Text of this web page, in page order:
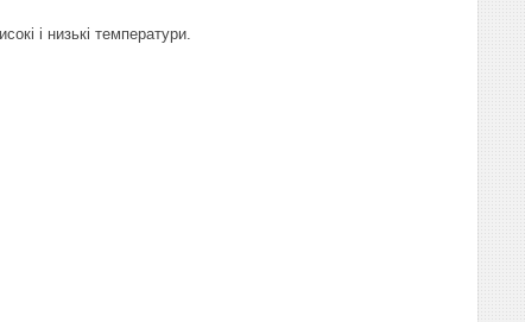
і низькі температури.